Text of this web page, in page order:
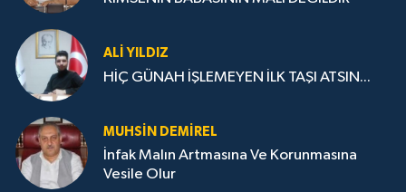
ALI YILDIZ
HİÇ GÜNAH İŞLEMEYEN İLK TAŞI ATSIN...
MUHSIN DEMIREL
İnfak Malın Artmasına Ve Korunmasına
Vesile Olur